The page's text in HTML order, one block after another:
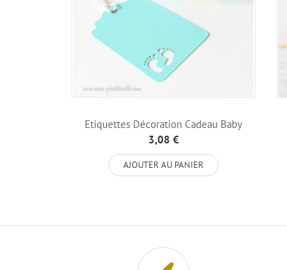
Etiquettes Décoration Cadeau Baby
Shower...
3,08 €
AJOUTER AU PANIER